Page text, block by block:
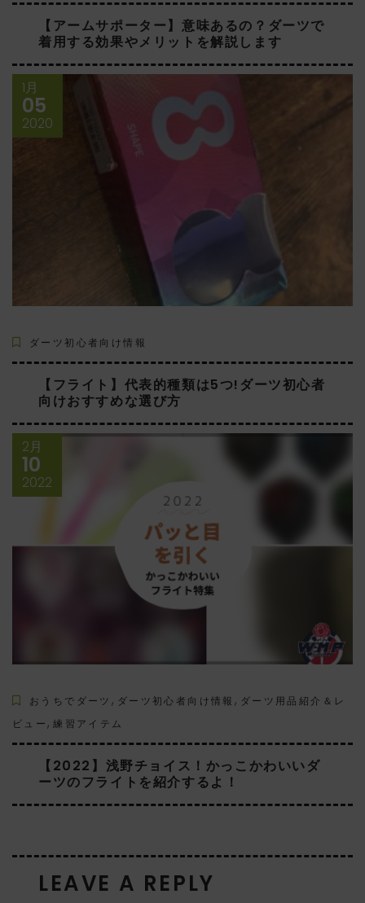
【アームサポーター】意味あるの？ダーツで
着用する効果やメリットを解説します
1月
05
2020
ダーツ初心者向け情報
【フライト】代表的種類は5つ!ダーツ初心者
向けおすすめな選び方
2月
10
2022
おうちでダーツ , ダーツ初心者向け情報 , ダーツ用品紹介＆レ
ビュー,練習アイテム
【2022】浅野チョイス！かっこかわいいダ
ーツのフライトを紹介するよ！
LEAVE A REPLY